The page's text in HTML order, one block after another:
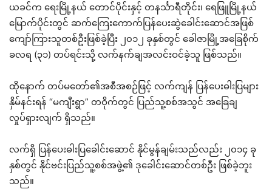
ယခင်က ရေးမြို့နယ် တောင်ပိုင်းနှင့် တနင်္သာရီတိုင်း၊ ရေဖြူမြို့နယ်
မြောက်ပိုင်းတွင် ဆက်ကြေးကောက်ပြန်ပေးဆွဲခေါင်းဆောင်အဖြစ်
ကျော်ကြားသူတစ်ဦးဖြစ်ခဲ့ပြီး ၂၀၁၂ ခုနှစ်တွင် ခေါဇာမြို့အခြေစိုက်
ခလရ (၃၁) တပ်ရင်းသို့ လက်နက်ချအလင်းဝင်ခဲ့သူ ဖြစ်သည်။
ထိုနောက် တပ်မတော်၏အစီအစဉ်ဖြင့် လက်ကျန် ပြန်ပေးဓါးပြများ
နှိမ်နင်းရန် “မကျီးရွာ” တဝိုက်တွင် ပြည်သူ့စစ်အသွင် အခြေချ
လှုပ်ရှားလျက် ရှိသည်။
လက်ရှိ ပြန်ပေးဓါးပြခေါင်းဆောင် နိုင်မွန်ချမ်းသည်လည်း ၂၀၁၄ ခု
နှစ်တွင် နိုင်ဗင်းပြည်သူ့စစ်အဖွဲ့၏ ဒုခေါင်းဆောင်တစ်ဦး ဖြစ်ခဲ့ဘူး
သည်။